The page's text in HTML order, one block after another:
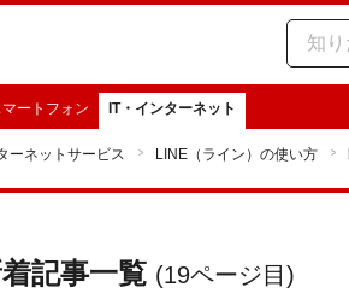
ートフォン IT・インターネット
ーネットサービス LINE（ライン）の使い方
記事一覧 (19ページ目)